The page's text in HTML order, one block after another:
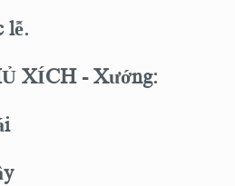
lễ.
XÍCH - Xướng: